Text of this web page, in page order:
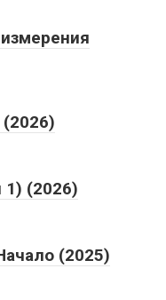
1) (2026)
(2025)